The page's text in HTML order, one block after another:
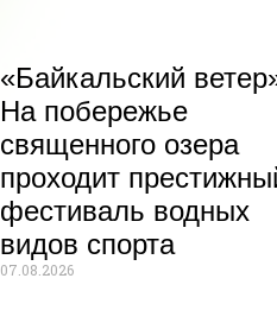
«Байкальский
На побережье
священного озера
проходит
фестиваль водных
видов спорта
07.08.2026